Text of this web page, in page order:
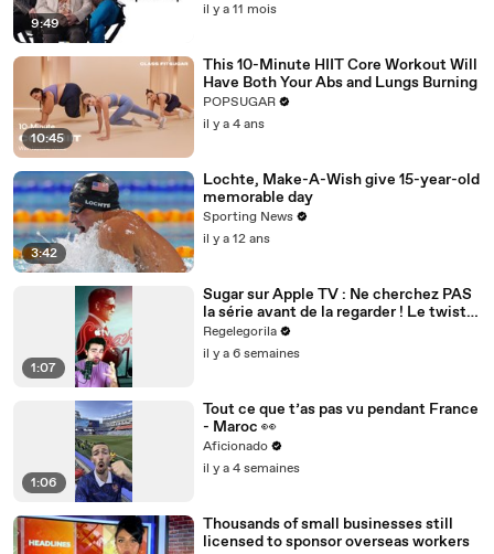
9:49
il y a 11 mois
10:45
This 10-Minute HIIT Core Workout Will
Have Both Your Abs and Lungs Burning
POPSUGAR
il y a 4 ans
3:42
Lochte, Make-A-Wish give 15-year-old
memorable day
Sporting News
il y a 12 ans
1:07
Sugar sur Apple TV : Ne cherchez PAS
la série avant de la regarder ! Le twist
qui va tout changer
Regelegorila
il y a 6 semaines
1:06
Tout ce que t’as pas vu pendant France
- Maroc 👀
Aficionado
il y a 4 semaines
Thousands of small businesses still
licensed to sponsor overseas workers